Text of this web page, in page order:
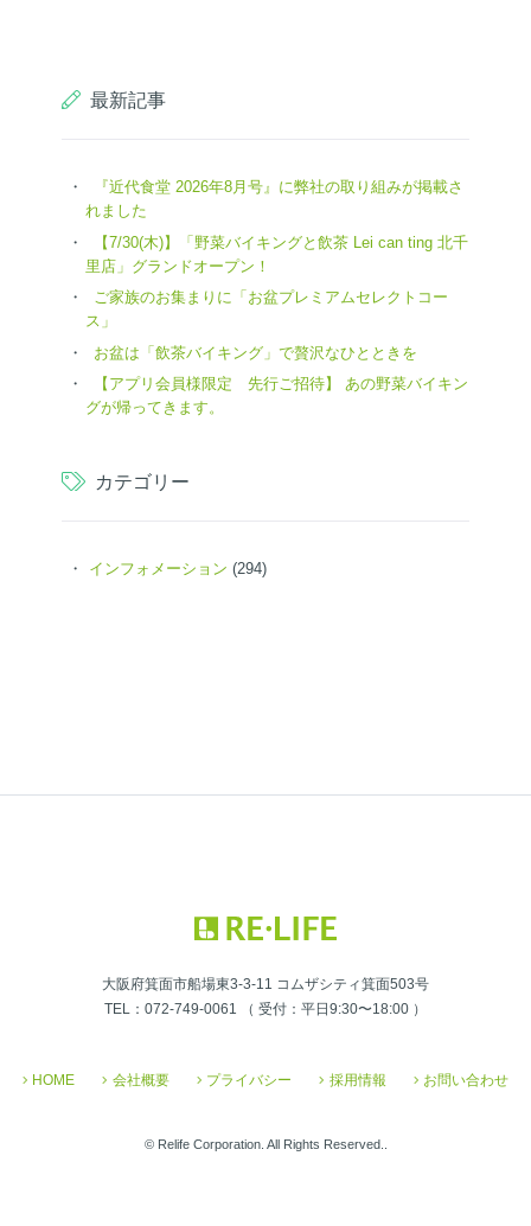
最新記事
『近代食堂 2026年8月号』に弊社の取り組みが掲載さ
れました
【7/30(木)】「野菜バイキングと飲茶 Lei can ting 北千
里店」グランドオープン！
ご家族のお集まりに「お盆プレミアムセレクトコー
ス」
お盆は「飲茶バイキング」で贅沢なひとときを
【アプリ会員様限定 先行ご招待】 あの野菜バイキン
グが帰ってきます。
カテゴリー
インフォメーション (294)
大阪府箕面市船場東3-3-11 コムザシティ箕面503号
TEL：072-749-0061 （ 受付：平日9:30〜18:00 ）
HOME 会社概要 プライバシー 採用情報 お問い合わせ
© Relife Corporation. All Rights Reserved..